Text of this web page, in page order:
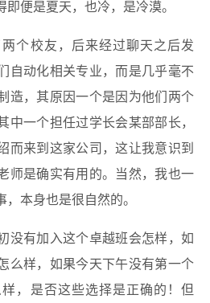
便是夏天，也冷，是冷漠。
个校友，后来经过聊天之后发
自动化相关专业，而是几乎毫不
造，其原因一个是因为他们两个
中一个担任过学长会某部部长，
而来到这家公司，这让我意识到
师是确实有用的。当然，我也一
，本身也是很自然的。
没有加入这个卓越班会怎样，如
么样，如果今天下午没有第一个
，是否这些选择是正确的！但